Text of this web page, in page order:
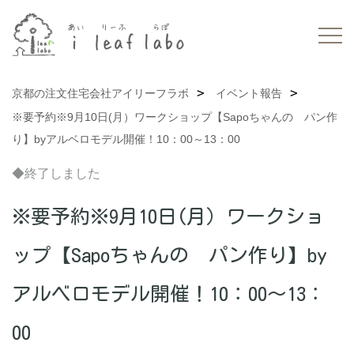
京都の注文住宅会社アイリーフラボ
イベント報告
※要予約※9月10日(月）ワークショップ【Sapoちゃんの パン作
り】byアルベロモデル開催！10：00～13：00
◆終了しました
※要予約※9月10日(月）ワークショ
ップ【Sapoちゃんの パン作り】by
アルベロモデル開催！10：00～13：
00